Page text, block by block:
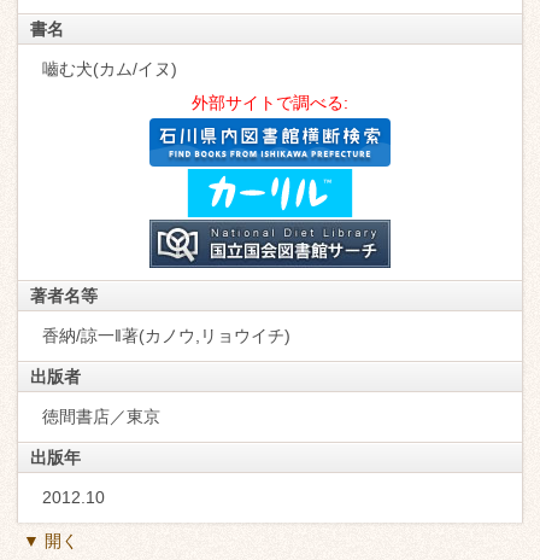
書名
嚙む犬(カム/イヌ)
外部サイトで調べる:
著者名等
香納/諒一‖著(カノウ,リョウイチ)
出版者
徳間書店／東京
出版年
2012.10
▼ 開く